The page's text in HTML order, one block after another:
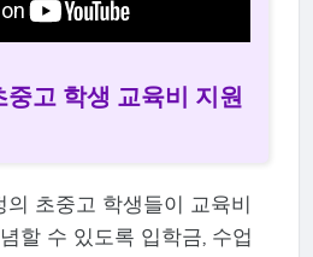
고 학생 교육비 지원
초중고 학생들이 교육비
할 수 있도록 입학금, 수업